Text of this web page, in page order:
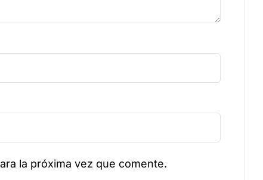
la próxima vez que comente.